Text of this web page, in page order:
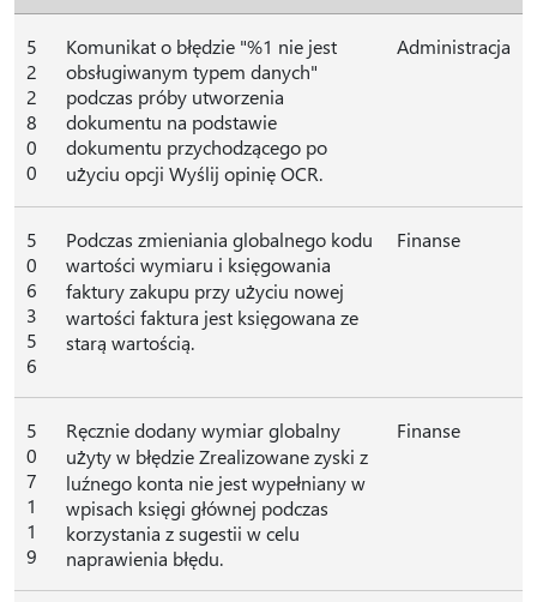
5
2
2
8
0
0
Komunikat o błędzie "%1 nie jest
obsługiwanym typem danych"
podczas próby utworzenia
dokumentu na podstawie
dokumentu przychodzącego po
użyciu opcji Wyślij opinię OCR.
Administracja
5
0
6
3
5
6
Podczas zmieniania globalnego kodu
wartości wymiaru i księgowania
faktury zakupu przy użyciu nowej
wartości faktura jest księgowana ze
starą wartością.
Finanse
5
0
7
1
1
9
Ręcznie dodany wymiar globalny
użyty w błędzie Zrealizowane zyski z
luźnego konta nie jest wypełniany w
wpisach księgi głównej podczas
korzystania z sugestii w celu
naprawienia błędu.
Finanse